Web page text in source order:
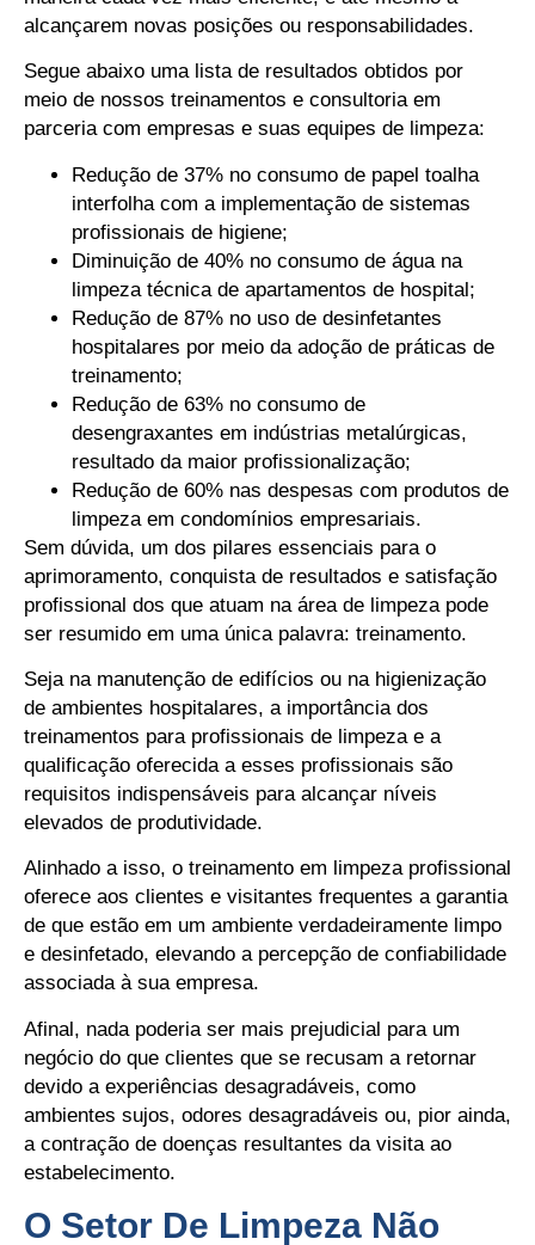
alcançarem novas posições ou responsabilidades.
Segue abaixo uma lista de resultados obtidos por
meio de nossos treinamentos e consultoria em
parceria com empresas e suas equipes de limpeza:
Redução de 37% no consumo de papel toalha
interfolha com a implementação de sistemas
profissionais de higiene;
Diminuição de 40% no consumo de água na
limpeza técnica de apartamentos de hospital;
Redução de 87% no uso de desinfetantes
hospitalares por meio da adoção de práticas de
treinamento;
Redução de 63% no consumo de
desengraxantes em indústrias metalúrgicas,
resultado da maior profissionalização;
Redução de 60% nas despesas com produtos de
limpeza em condomínios empresariais.
Sem dúvida, um dos pilares essenciais para o
aprimoramento, conquista de resultados e satisfação
profissional dos que atuam na área de limpeza pode
ser resumido em uma única palavra: treinamento.
Seja na manutenção de edifícios ou na higienização
de ambientes hospitalares, a importância dos
treinamentos para profissionais de limpeza e a
qualificação oferecida a esses profissionais são
requisitos indispensáveis para alcançar níveis
elevados de produtividade.
Alinhado a isso, o treinamento em limpeza profissional
oferece aos clientes e visitantes frequentes a garantia
de que estão em um ambiente verdadeiramente limpo
e desinfetado, elevando a percepção de confiabilidade
associada à sua empresa.
Afinal, nada poderia ser mais prejudicial para um
negócio do que clientes que se recusam a retornar
devido a experiências desagradáveis, como
ambientes sujos, odores desagradáveis ou, pior ainda,
a contração de doenças resultantes da visita ao
estabelecimento.
O Setor De Limpeza Não